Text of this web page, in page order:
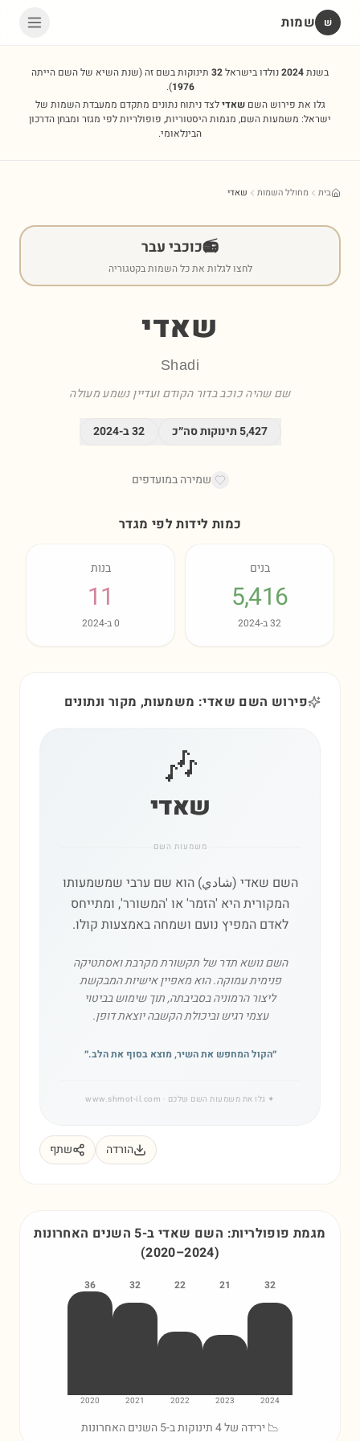
שׁ שמות
בשנת2024נולדו בישראל32 תינוקות בשם זה(שנת השיא של השם הייתה
1976
).
גלו את פירוש השםשאדילצד ניתוח נתונים מתקדם ממעבדת השמות של
ישראל: משמעות השם, מגמות היסטוריות, פופולריות לפי מגזר ומבחן הדרכון
הבינלאומי.
בית מחולל השמות שאדי
📻כוכבי עבר
לחצו לגלות את כל השמות בקטגוריה
שאדי
Shadi
שם שהיה כוכב בדור הקודם ועדיין נשמע מעולה
5,427תינוקות סה״כ 32ב-2024
שמירה במועדפים
כמות לידות לפי מגדר
בנים
5,416
32ב-2024
בנות
11
0ב-2024
פירוש השם שאדי: משמעות, מקור ונתונים
🎶
שאדי
משמעות השם
השם שאדי (شادي) הוא שם ערבי שמשמעותו
המקורית היא 'הזמר' או 'המשורר', ומתייחס
לאדם המפיץ נועם ושמחה באמצעות קולו.
השם נושא תדר של תקשורת מקרבת ואסתטיקה
פנימית עמוקה. הוא מאפיין אישיות המבקשת
ליצור הרמוניה בסביבתה, תוך שימוש בביטוי
עצמי רגיש וביכולת הקשבה יוצאת דופן.
״הקול המחפש את השיר, מוצא בסוף את הלב.״
✦ גלו את משמעות השם שלכם · www.shmot-il.com
הורדה שתף
מגמת פופולריות: השם שאדי ב-5 השנים האחרונות
(2020–2024)
32
2024
21
2023
22
2022
32
2021
36
2020
📉 ירידה של 4 תינוקות ב-5 השנים האחרונות